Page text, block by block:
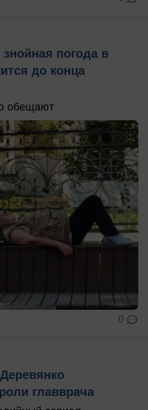
погода в
до конца
обещают
0
главврача